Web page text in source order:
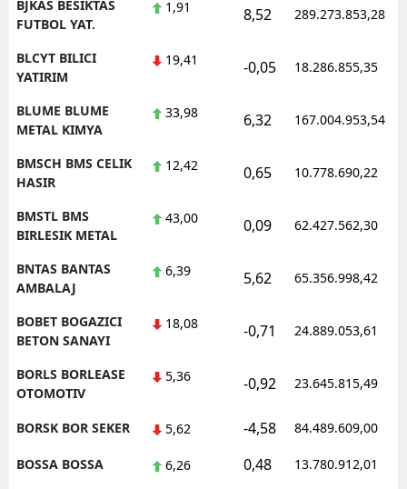
BJKAS BESIKTAS
FUTBOL YAT.
1,91 8,52 289.273.853,28
BLCYT BILICI
YATIRIM
19,41 -0,05 18.286.855,35
BLUME BLUME
METAL KIMYA
33,98 6,32 167.004.953,54
BMSCH BMS CELIK
HASIR
12,42 0,65 10.778.690,22
BMSTL BMS
BIRLESIK METAL
43,00 0,09 62.427.562,30
BNTAS BANTAS
AMBALAJ
6,39 5,62 65.356.998,42
BOBET BOGAZICI
BETON SANAYI
18,08 -0,71 24.889.053,61
BORLS BORLEASE
OTOMOTIV
5,36 -0,92 23.645.815,49
BORSK BOR SEKER 5,62 -4,58 84.489.609,00
BOSSA BOSSA 6,26 0,48 13.780.912,01